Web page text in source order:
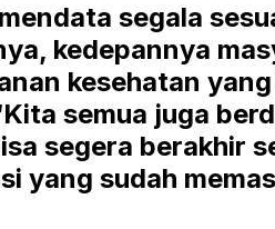
segala
kedepannya
kesehatan
semua juga
segera berakhir
yang sudah